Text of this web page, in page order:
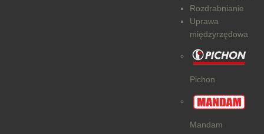
Rozdrabnianie
Uprawa
międzyrzędowa
Pichon
Mandam